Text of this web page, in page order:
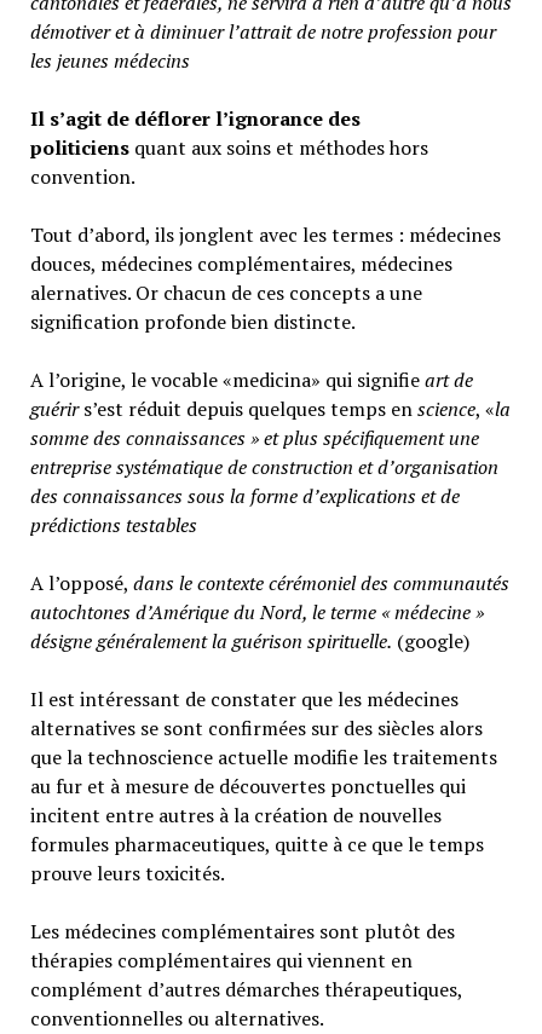
démotiver et à diminuer l’attrait de notre profession pour
les jeunes médecins
Il s’agit de déflorer l’ignorance des
politiciensquant aux soins et méthodes hors
convention.
Tout d’abord, ils jonglent avec les termes : médecines
douces, médecines complémentaires, médecines
alernatives. Or chacun de ces concepts a une
signification profonde bien distincte.
A l’origine, le vocable «medicina» qui signifieart de
guérirs’est réduit depuis quelques temps enscience, «la
somme des connaissances » et plus spécifiquement une
entreprise systématique de construction et d’organisation
des connaissances sous la forme d’explications et de
prédictions testables
A l’opposé, dans le contexte cérémoniel des communautés
autochtones d’Amérique du Nord, le terme « médecine »
désigne généralementla guérison spirituelle. (google)
Il est intéressant de constater que les médecines
alternatives se sont confirmées sur des siècles alors
que la technoscience actuelle modifie les traitements
au fur et à mesure de découvertes ponctuelles qui
incitent entre autres à la création de nouvelles
formules pharmaceutiques, quitte à ce que le temps
prouve leurs toxicités.
Les médecines complémentaires sont plutôt des
thérapies complémentaires qui viennent en
complément d’autres démarches thérapeutiques,
conventionnelles ou alternatives.